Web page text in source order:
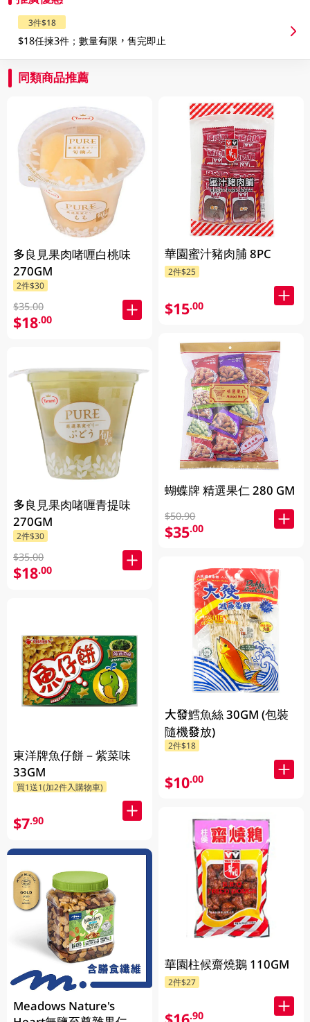
3件$18
$18任揀3件；數量有限，售完即止
同類商品推薦
多良見果肉啫喱白桃味
270GM
2件$30
$35.00
$18.00
多良見果肉啫喱青提味
270GM
2件$30
$35.00
$18.00
東洋牌魚仔餅－紫菜味
33GM
買1送1(加2件入購物車)
$7.90
Meadows Nature's
華園蜜汁豬肉脯 8PC
2件$25
$15.00
蝴蝶牌 精選果仁 280 GM
$50.90
$35.00
大發鱈魚絲 30GM (包裝
隨機發放)
2件$18
$10.00
華園柱候齋燒鵝 110GM
2件$27
.90